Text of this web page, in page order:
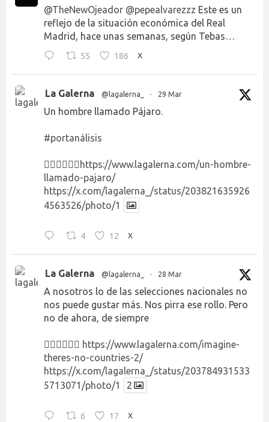
@TheNewOjeador @pepealvarezzz Este es un
reflejo de la situación económica del Real
Madrid, hace unas semanas, según Tebas…
55 186 X
La Galerna @lagalerna_ · 29 Mar
Un hombre llamado Pájaro.
#portanálisis
👉🏻👉🏻👉🏻 https://www.lagalerna.com/un-hombre-
llamado-pajaro/
https://x.com/lagalerna_/status/203821635926
4563526/photo/1
4 12 X
La Galerna @lagalerna_ · 28 Mar
A nosotros lo de las selecciones nacionales no
nos puede gustar más. Nos pirra ese rollo. Pero
no de ahora, de siempre
👉🏻👉🏻👉🏻 https://www.lagalerna.com/imagine-
theres-no-countries-2/
https://x.com/lagalerna_/status/203784931533
5713071/photo/1
2
6 17 X